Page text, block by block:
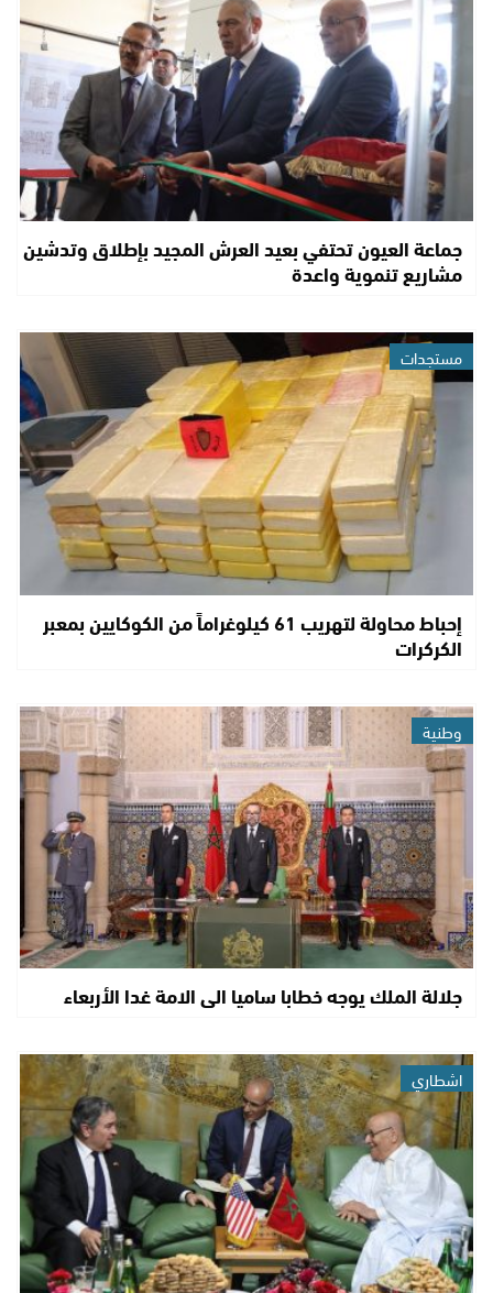
جماعة العيون تحتفي بعيد العرش المجيد بإطلاق وتدشين
مشاريع تنموية واعدة
مستجدات
إحباط محاولة لتهريب 61 كيلوغراماً من الكوكايين بمعبر
الكركرات
وطنية
جلالة الملك يوجه خطابا ساميا الى الامة غدا الأربعاء
اشطاري